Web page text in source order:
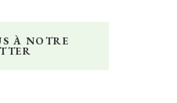
À NOTRE